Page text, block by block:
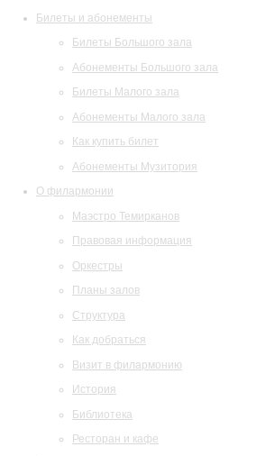
Билеты и абонементы
Билеты Большого зала
Абонементы Большого зала
Билеты Малого зала
Абонементы Малого зала
Как купить билет
Абонементы Музитория
О филармонии
Маэстро Темирканов
Правовая информация
Оркестры
Планы залов
Структура
Как добраться
Визит в филармонию
История
Библиотека
Ресторан и кафе